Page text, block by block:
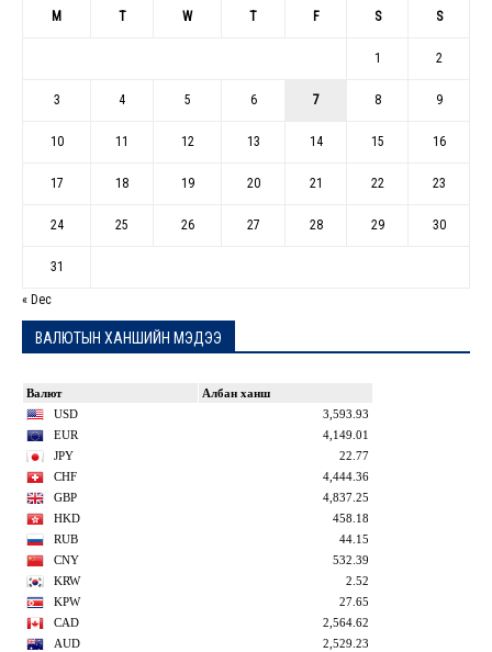
M T W T F S S
1 2
3 4 5 6 7 8 9
10 11 12 13 14 15 16
17 18 19 20 21 22 23
24 25 26 27 28 29 30
31
« Dec
ВАЛЮТЫН ХАНШИЙН МЭДЭЭ